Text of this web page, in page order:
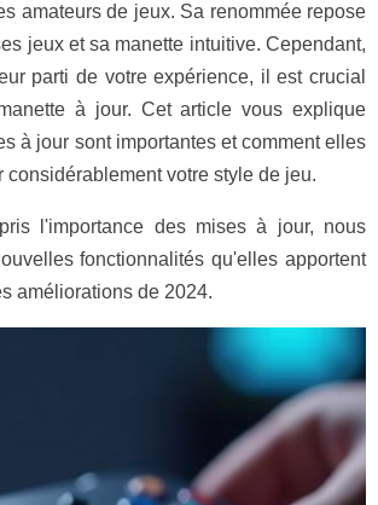
amateurs de jeux. Sa renommée repose
jeux et sa manette intuitive. Cependant,
parti de votre expérience, il est crucial
à jour. Cet article vous explique
à jour sont importantes et comment elles
considérablement votre style de jeu.
l'importance des mises à jour, nous
fonctionnalités qu'elles apportent
améliorations de 2024.